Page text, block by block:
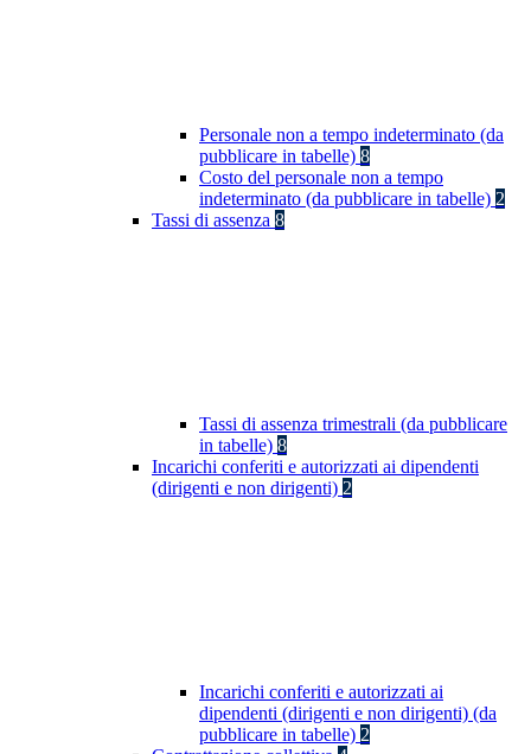
Personale non a tempo indeterminato (da
pubblicare in tabelle) 8
Costo del personale non a tempo
indeterminato (da pubblicare in tabelle) 2
Tassi di assenza 8
Tassi di assenza trimestrali (da pubblicare
in tabelle) 8
Incarichi conferiti e autorizzati ai dipendenti
(dirigenti e non dirigenti) 2
Incarichi conferiti e autorizzati ai
dipendenti (dirigenti e non dirigenti) (da
pubblicare in tabelle) 2